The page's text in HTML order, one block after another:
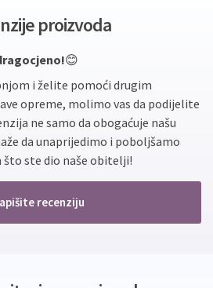
proizvoda
😊
i želite pomoći drugim
opreme, molimo vas da podijelite
ne samo da obogaćuje našu
da unaprijedimo i poboljšamo
što ste dio naše obitelji!
recenziju